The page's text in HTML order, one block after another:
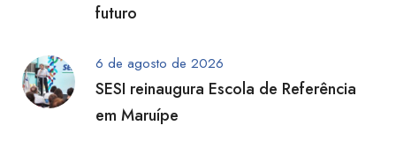
futuro
6 de agosto de 2026
SESI reinaugura Escola de Referência
em Maruípe